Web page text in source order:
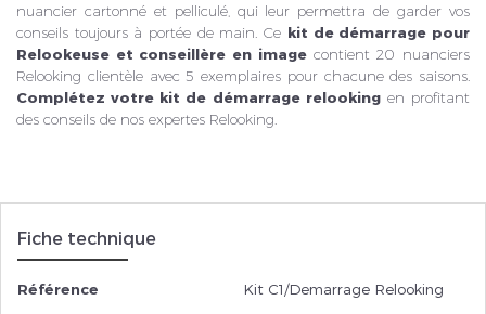
nuancier cartonné et pelliculé, qui leur permettra de garder vos
conseils toujours à portée de main. Ce kit de démarrage pour
Relookeuse et conseillère en image contient 20 nuanciers
Relooking clientèle avec 5 exemplaires pour chacune des saisons.
Complétez votre kit de démarrage relookingen profitant
des conseils de nos expertes Relooking.
Fiche technique
Référence Kit C1/Demarrage Relooking